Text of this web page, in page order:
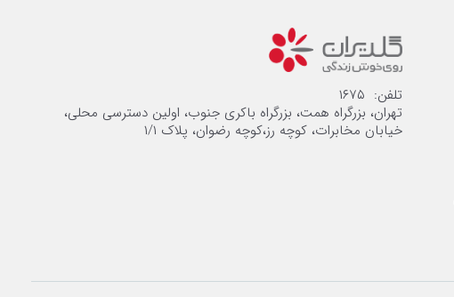
تلفن: ۱۶۷۵
تهران، بزرگراه همت، بزرگراه باکری جنوب، اولین دسترسی محلی،
خیابان مخابرات، کوچه رز،کوچه رضوان، پلاک ۱/۱